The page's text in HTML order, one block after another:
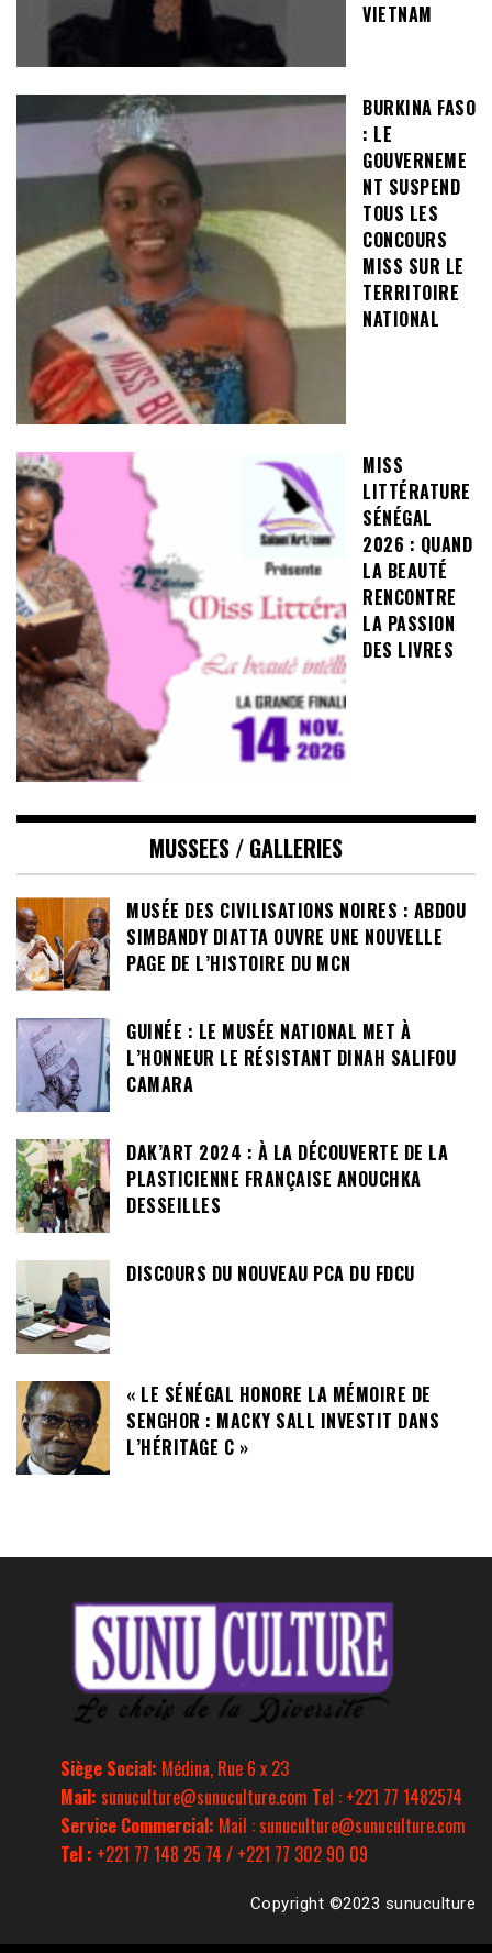
VIETNAM
BURKINA FASO
: LE
GOUVERNEME
NT SUSPEND
TOUS LES
CONCOURS
MISS SUR LE
TERRITOIRE
NATIONAL
MISS
LITTÉRATURE
SÉNÉGAL
2026 : QUAND
LA BEAUTÉ
RENCONTRE
LA PASSION
DES LIVRES
MUSSEES / GALLERIES
MUSÉE DES CIVILISATIONS NOIRES : ABDOU
SIMBANDY DIATTA OUVRE UNE NOUVELLE
PAGE DE L’HISTOIRE DU MCN
GUINÉE : LE MUSÉE NATIONAL MET À
L’HONNEUR LE RÉSISTANT DINAH SALIFOU
CAMARA
DAK’ART 2024 : À LA DÉCOUVERTE DE LA
PLASTICIENNE FRANÇAISE ANOUCHKA
DESSEILLES
DISCOURS DU NOUVEAU PCA DU FDCU
« LE SÉNÉGAL HONORE LA MÉMOIRE DE
SENGHOR : MACKY SALL INVESTIT DANS
L’HÉRITAGE C »
Siège Social: Médina, Rue 6 x 23
Mail: sunuculture@sunuculture.com Tel : +221 77 1482574
Service Commercial: Mail : sunuculture@sunuculture.com
Tel : +221 77 148 25 74 / +221 77 302 90 09
Copyright ©2023 sunuculture